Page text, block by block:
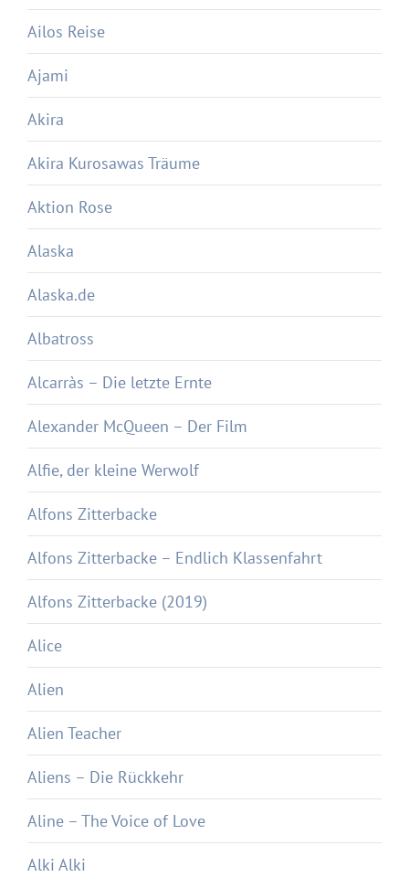
Ailos Reise
Ajami
Akira
Akira Kurosawas Träume
Aktion Rose
Alaska
Alaska.de
Albatross
Alcarràs – Die letzte Ernte
Alexander McQueen – Der Film
Alfie, der kleine Werwolf
Alfons Zitterbacke
Alfons Zitterbacke – Endlich Klassenfahrt
Alfons Zitterbacke (2019)
Alice
Alien
Alien Teacher
Aliens – Die Rückkehr
Aline – The Voice of Love
Alki Alki